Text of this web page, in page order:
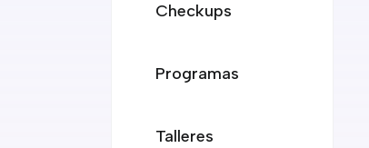
Checkups
Programas
Talleres